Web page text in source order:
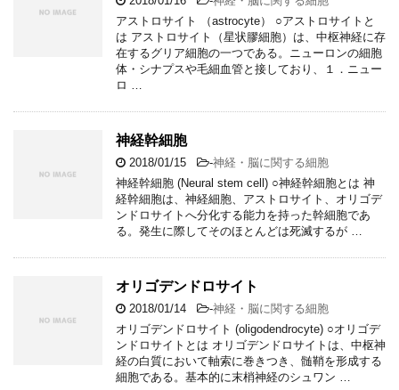
アストロサイト （astrocyte） ○アストロサイトと
は アストロサイト（星状膠細胞）は、中枢神経に存
在するグリア細胞の一つである。ニューロンの細胞
体・シナプスや毛細血管と接しており、１．ニュー
ロ …
神経幹細胞
2018/01/15 -神経・脳に関する細胞
神経幹細胞 (Neural stem cell) ○神経幹細胞とは 神
経幹細胞は、神経細胞、アストロサイト、オリゴデ
ンドロサイトへ分化する能力を持った幹細胞であ
る。発生に際してそのほとんどは死滅するが …
オリゴデンドロサイト
2018/01/14 -神経・脳に関する細胞
オリゴデンドロサイト (oligodendrocyte) ○オリゴデ
ンドロサイトとは オリゴデンドロサイトは、中枢神
経の白質において軸索に巻きつき、髄鞘を形成する
細胞である。基本的に末梢神経のシュワン …